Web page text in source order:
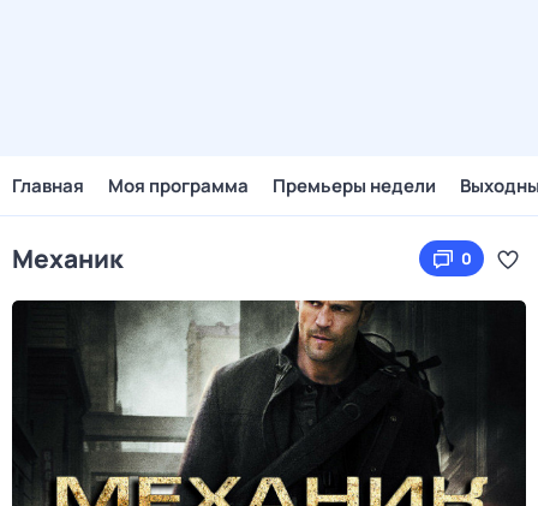
Главная Моя программа Премьеры недели
Механик 0